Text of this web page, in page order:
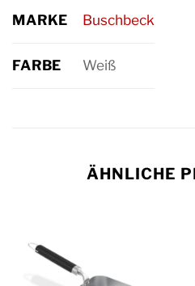
MARKE Buschbeck
FARBE Weiß
ÄHNLICHE